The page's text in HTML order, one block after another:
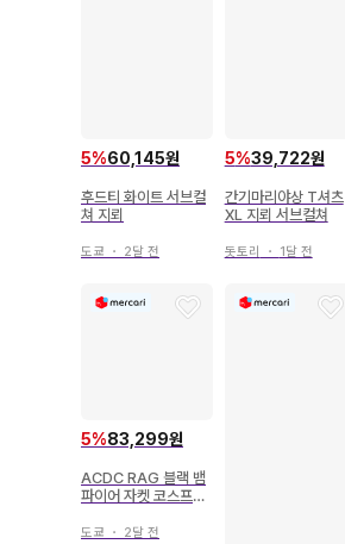
5%60,145원
후드티 화이트 서브컬
쳐 지뢰
도쿄 ・ 2달 전
5%39,722원
간기마리야상 T셔츠
XL 지뢰 서브컬쳐
돗토리 ・ 1달 전
5%83,299원
ACDC RAG 블랙 뱀
파이어 자켓 코스프레
도쿄 ・ 2달 전